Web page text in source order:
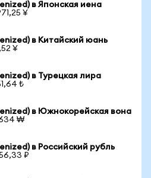
в Японская иена
¥
в Китайский юань
¥
в Турецкая лира
₺
в Южнокорейская вона
634 ₩
в Российский рубль
₽